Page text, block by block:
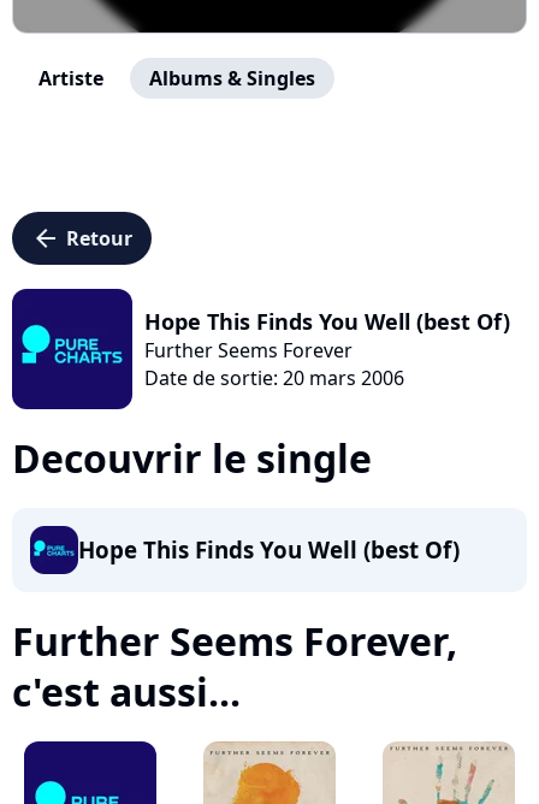
Artiste Albums & Singles
arrow_left Retour
Hope This Finds You Well (best Of)
Further Seems Forever
Date de sortie: 20 mars 2006
Decouvrir le single
Hope This Finds You Well (best Of)
Further Seems Forever,
c'est aussi...